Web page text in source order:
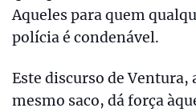
Aqueles para quem
polícia é condenável.
Este discurso de Ventura,
mesmo saco, dá força